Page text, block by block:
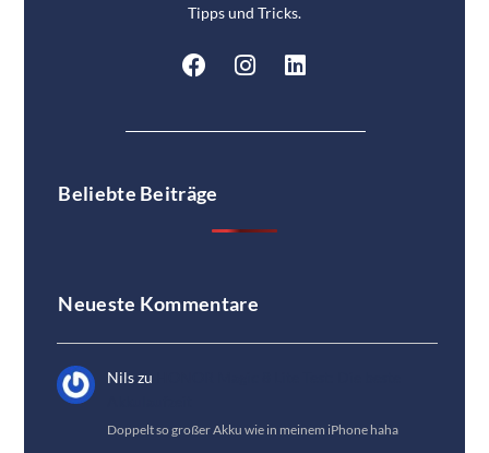
Tipps und Tricks.
Beliebte Beiträge
Neueste Kommentare
Nilszu
Doppelt so großer Akku wie in meinem iPhone haha